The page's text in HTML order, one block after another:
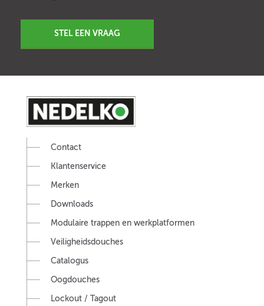
STEL EEN VRAAG
Contact
Klantenservice
Merken
Downloads
Modulaire trappen en werkplatformen
Veiligheidsdouches
Catalogus
Oogdouches
Lockout / Tagout